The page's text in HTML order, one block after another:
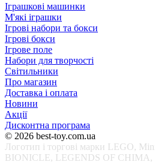
Іграшкові машинки
М'які іграшки
Ігрові набори та бокси
Ігрові бокси
Ігрове поле
Набори для творчості
Світильники
Про магазин
Доставка і оплата
Новини
Акції
Дисконтна програма
© 2026 best-toy.com.ua
Логотип і торгові марки LEGO,
BIONICLE, LEGENDS OF CHIMA,